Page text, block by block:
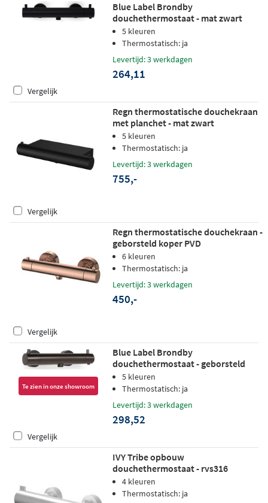
Blue Label Brondby
douchethermostaat - mat zwart
5 kleuren
Thermostatisch: ja
Levertijd: 3 werkdagen
264,11
Vergelijk
Regn thermostatische douchekraan
met planchet - mat zwart
5 kleuren
Thermostatisch: ja
Levertijd: 3 werkdagen
755,-
Vergelijk
Regn thermostatische douchekraan -
geborsteld koper PVD
6 kleuren
Thermostatisch: ja
Levertijd: 3 werkdagen
450,-
Vergelijk
Te zien in onze showroom
Blue Label Brondby
douchethermostaat - geborsteld
gunmetal PVD
5 kleuren
Thermostatisch: ja
Levertijd: 3 werkdagen
298,52
Vergelijk
IVY Tribe opbouw
douchethermostaat - rvs316
geborsteld
4 kleuren
Thermostatisch: ja